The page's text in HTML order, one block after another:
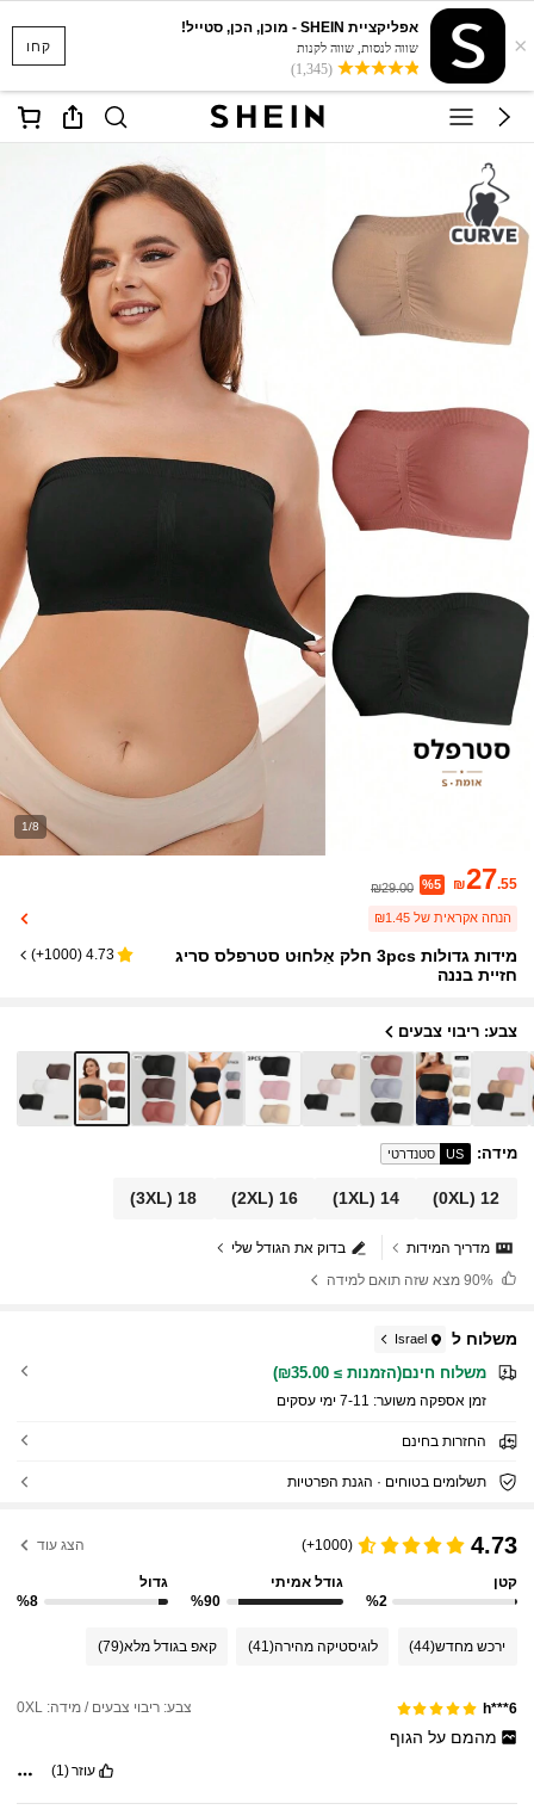
קחו ×
אפליקציית SHEIN - מוכן, הכן, סטייל!
שווה לנסות, שווה לקנות
(1,345)
1/8
₪27.55
%5
₪29.00
הנחה אקראית של ₪1.45
מידות גדולות 3pcs חלק אַלחוּט סטרפלס סריג
חזיית בננה
4.73
(
1000+
)
צבע: ריבוי צבעים
מידה:
US סטנדרטי
12
(0XL)
14
(1XL)
16
(2XL)
18
(3XL)
בדוק את הגודל שלי
מדריך המידות
מצא שזה תואם למידה
משלוח ל Israel
משלוח חינם(הזמנות ≥ ₪35.00)
זמן אספקה ​​משוער: 7-11 ימי עסקים
החזרות בחינם
תשלומים בטוחים · הגנת הפרטיות
4.73
(1000+) הצג עוד
קטן
%2
גודל אמיתי
%90
גדול
%8
ירכש מחדש(44) לוגיסטיקה מהירה(41) קאפ בגודל מלא(79)
h***6 צבע: ריבוי צבעים / מידה: 0XL
מהמם על הגוף
עוזר(1)